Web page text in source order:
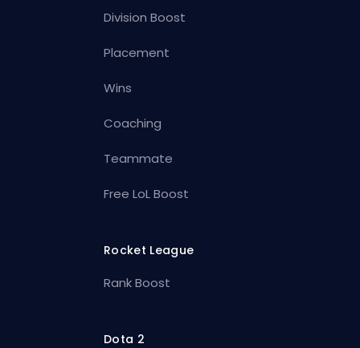
Division Boost
Placement
Wins
Coaching
Teammate
Free LoL Boost
Rocket League
Rank Boost
Dota 2